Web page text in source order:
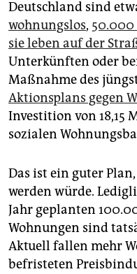
Deutschland sind
wohnungslos, 50.000
sie leben auf der
Unterkünften oder
Maßnahme des
Aktionsplans gegen
Investition von 18,15
sozialen
Das ist ein guter
werden würde.
Jahr geplanten
Wohnungen sind
Aktuell fallen mehr
befristeten